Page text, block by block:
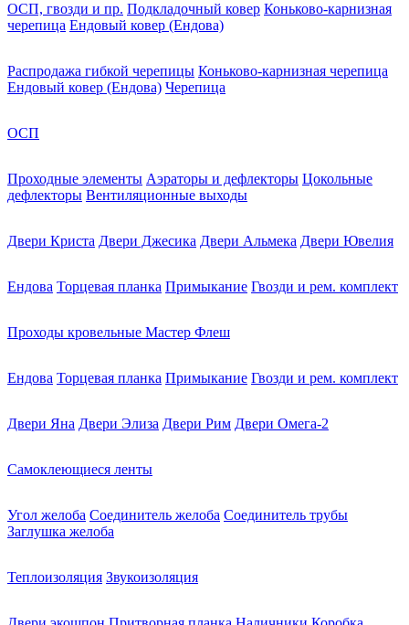
ОСП, гвозди и пр. Подкладочный ковер Коньково-карнизная
черепица Ендовый ковер (Ендова)
Распродажа гибкой черепицы Коньково-карнизная черепица
Ендовый ковер (Ендова) Черепица
ОСП
Проходные элементы Аэраторы и дефлекторы Цокольные
дефлекторы Вентиляционные выходы
Двери Криста Двери Джесика Двери Альмека Двери Ювелия
Ендова Торцевая планка Примыкание Гвозди и рем. комплект
Проходы кровельные Мастер Флеш
Ендова Торцевая планка Примыкание Гвозди и рем. комплект
Двери Яна Двери Элиза Двери Рим Двери Омега-2
Самоклеющиеся ленты
Угол желоба Соединитель желоба Соединитель трубы
Заглушка желоба
Теплоизоляция Звукоизоляция